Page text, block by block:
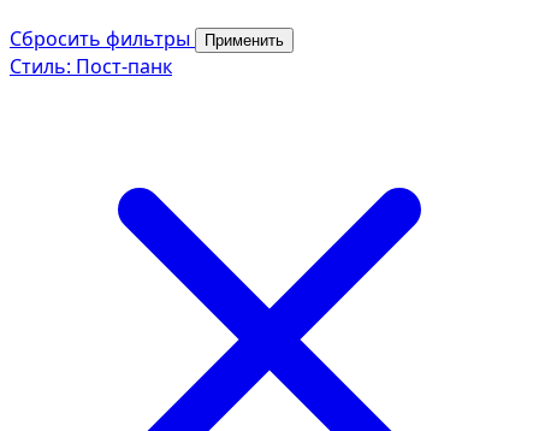
Сбросить фильтры Применить
Стиль: Пост-панк